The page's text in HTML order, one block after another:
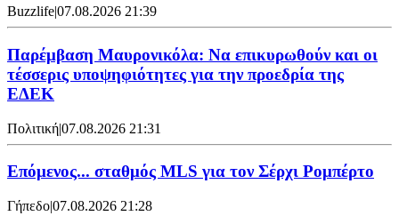
Buzzlife|07.08.2026 21:39
Παρέμβαση Μαυρονικόλα: Να επικυρωθούν και οι
τέσσερις υποψηφιότητες για την προεδρία της
ΕΔΕΚ
Πολιτική|07.08.2026 21:31
Επόμενος... σταθμός MLS για τον Σέρχι Ρομπέρτο
Γήπεδο|07.08.2026 21:28